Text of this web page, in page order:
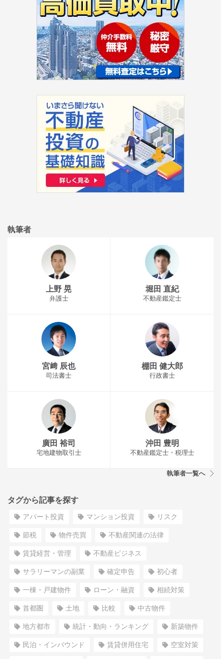
執筆者
上野 晃
弁護士
堀田 直紀
不動産鑑定士
宮﨑 辰也
司法書士
棚田 健大郎
行政書士
廣田 裕司
宅地建物取引士
沖田 豊明
不動産鑑定士・税理士
執筆者一覧へ
タグから記事を探す
アパート投資 マンション投資 リスク
節税 物件売買 不動産関連の法律
賃貸経営・管理 不動産ビジネス
サラリーマンの副業 確定申告 初心者
一棟・戸建物件 ローン・融資 相続対策
首都圏 土地 比較 中古物件
地方都市 統計・動向・ランキング 新築物件
民泊・インバウンド 賃貸併用住宅 空室対策